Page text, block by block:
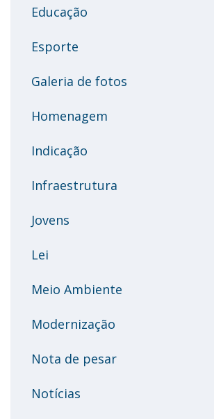
Educação
Esporte
Galeria de fotos
Homenagem
Indicação
Infraestrutura
Jovens
Lei
Meio Ambiente
Modernização
Nota de pesar
Notícias